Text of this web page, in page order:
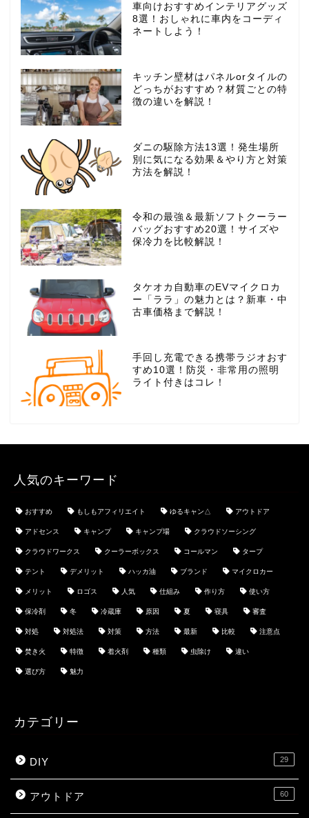
車向けおすすめインテリアグッズ
8選！おしゃれに車内をコーディ
ネートしよう！
キッチン壁材はパネルorタイルの
どっちがおすすめ？材質ごとの特
徴の違いを解説！
ダニの駆除方法13選！発生場所
別に気になる効果＆やり方と対策
方法を解説！
令和の最強＆最新ソフトクーラー
バッグおすすめ20選！サイズや
保冷力を比較解説！
タケオカ自動車のEVマイクロカ
ー「ララ」の魅力とは？新車・中
古車価格まで解説！
手回し充電できる携帯ラジオおす
すめ10選！防災・非常用の照明
ライト付きはコレ！
人気のキーワード
おすすめ もしもアフィリエイト ゆるキャン△ アウトドア
アドセンス キャンプ キャンプ場 クラウドソーシング
クラウドワークス クーラーボックス コールマン タープ
テント デメリット ハッカ油 ブランド マイクロカー
メリット ロゴス 人気 仕組み 作り方 使い方
保冷剤 冬 冷蔵庫 原因 夏 寝具 審査
対処 対処法 対策 方法 最新 比較 注意点
焚き火 特徴 着火剤 種類 虫除け 違い
選び方 魅力
カテゴリー
DIY 29
アウトドア 60